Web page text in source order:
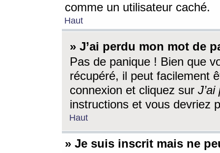
comme un utilisateur caché.
Haut
» J’ai perdu mon mot de
Pas de panique ! Bien que
récupéré, il peut facilement
connexion et cliquez sur
instructions et vous devriez
Haut
» Je suis inscrit mais ne